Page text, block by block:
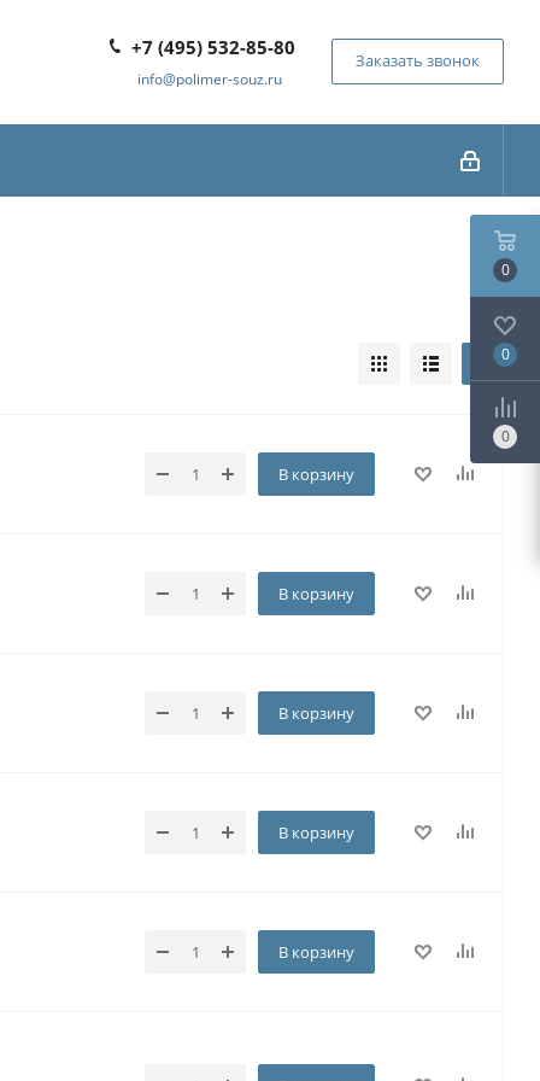
+7 (495) 532-85-80
info@polimer-souz.ru
Заказать звонок
В корзину
В корзину
В корзину
В корзину
В корзину
0
0
0